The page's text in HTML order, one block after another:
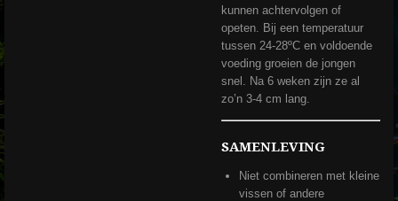
kunnen achtervolgen of
opeten. Bij een temperatuur
tussen 24-28ºC en voldoende
voeding groeien de jongen
snel. Na 6 weken zijn ze al
zo’n 3-4 cm lang.
SAMENLEVING
Niet combineren met kleine
vissen of andere